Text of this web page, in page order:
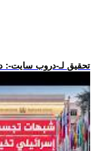
.. تحقيق لـ-دروب سايت-: